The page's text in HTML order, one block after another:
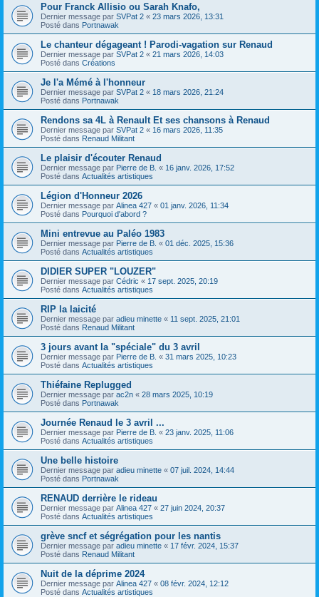
Pour Franck Allisio ou Sarah Knafo,
Dernier message par SVPat 2 « 23 mars 2026, 13:31
Posté dans Portnawak
Le chanteur dégageant ! Parodi-vagation sur Renaud
Dernier message par SVPat 2 « 21 mars 2026, 14:03
Posté dans Créations
Je l'a Mémé à l'honneur
Dernier message par SVPat 2 « 18 mars 2026, 21:24
Posté dans Portnawak
Rendons sa 4L à Renault Et ses chansons à Renaud
Dernier message par SVPat 2 « 16 mars 2026, 11:35
Posté dans Renaud Militant
Le plaisir d'écouter Renaud
Dernier message par Pierre de B. « 16 janv. 2026, 17:52
Posté dans Actualités artistiques
Légion d'Honneur 2026
Dernier message par Alinea 427 « 01 janv. 2026, 11:34
Posté dans Pourquoi d'abord ?
Mini entrevue au Paléo 1983
Dernier message par Pierre de B. « 01 déc. 2025, 15:36
Posté dans Actualités artistiques
DIDIER SUPER "LOUZER"
Dernier message par Cédric « 17 sept. 2025, 20:19
Posté dans Actualités artistiques
RIP la laicité
Dernier message par adieu minette « 11 sept. 2025, 21:01
Posté dans Renaud Militant
3 jours avant la "spéciale" du 3 avril
Dernier message par Pierre de B. « 31 mars 2025, 10:23
Posté dans Actualités artistiques
Thiéfaine Replugged
Dernier message par ac2n « 28 mars 2025, 10:19
Posté dans Portnawak
Journée Renaud le 3 avril ...
Dernier message par Pierre de B. « 23 janv. 2025, 11:06
Posté dans Actualités artistiques
Une belle histoire
Dernier message par adieu minette « 07 juil. 2024, 14:44
Posté dans Portnawak
RENAUD derrière le rideau
Dernier message par Alinea 427 « 27 juin 2024, 20:37
Posté dans Actualités artistiques
grève sncf et ségrégation pour les nantis
Dernier message par adieu minette « 17 févr. 2024, 15:37
Posté dans Renaud Militant
Nuit de la déprime 2024
Dernier message par Alinea 427 « 08 févr. 2024, 12:12
Posté dans Actualités artistiques